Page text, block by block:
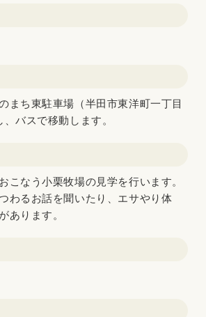
ち東駐車場（半田市東洋町一丁目
バスで移動します。
こなう小栗牧場の見学を行います。
わるお話を聞いたり、エサやり体
あります。